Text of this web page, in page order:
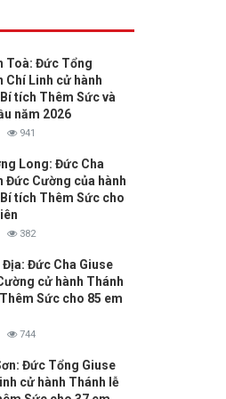
Toà: Đức Tổng
Chí Linh cử hành
tích Thêm Sức và
năm 2026
941
Long: Đức Cha
Đức Cường của hành
tích Thêm Sức cho
382
Đức Cha Giuse
cử hành Thánh
Sức cho 85 em
744
Đức Tổng Giuse
cử hành Thánh lễ